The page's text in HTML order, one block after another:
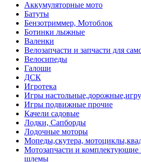
Аккумуляторные мото
Батуты
Бензотриммер, Мотоблок
Ботинки лыжные
Валенки
Велозапчасти и запчасти для
Велосипеды
Галоши
ДСК
Игротека
Игры
Игры подвижные прочие
Качели садовые
Лодки, Сапборды
Лодочные моторы
Мопеды,скутера,
Мотозапчасти и комплектующие
шлемы